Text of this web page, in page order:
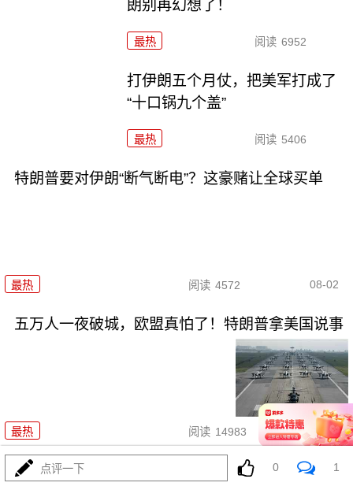
朗别再幻想了！
最热 阅读 6952
打伊朗五个月仗，把美军打成了
“十口锅九个盖”
最热 阅读 5406
特朗普要对伊朗“断气断电”？这豪赌让全球买单
最热 阅读 4572 08-02
五万人一夜破城，欧盟真怕了！特朗普拿美国说事
最热 阅读 14983 08-01
炸电厂锁死波斯湾！特朗普要对伊朗下死手了？
点评一下 0 1